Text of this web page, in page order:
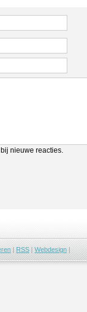
nieuwe reacties.
|RSS|Webdesign|